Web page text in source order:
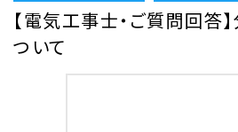
【電気工事士・ご質問回答
ついて